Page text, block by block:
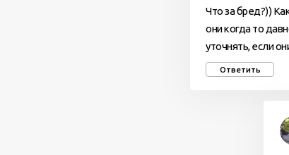
Что за бред?))
они когда то
уточнять, если
Ответить